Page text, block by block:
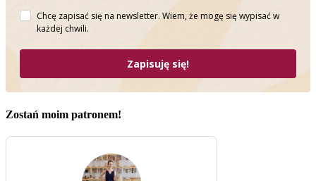
Chcę zapisać się na newsletter. Wiem, że mogę się wypisać w
każdej chwili.
Zapisuję się!
Zostań moim patronem!